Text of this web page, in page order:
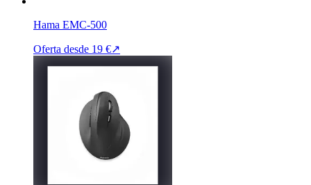
Hama EMC-500
Oferta desde 19 €↗